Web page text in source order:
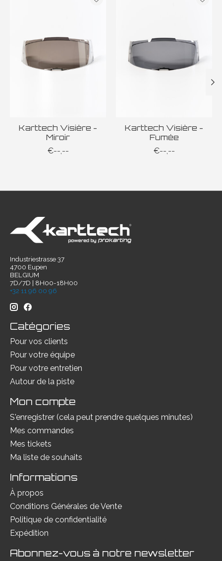
Karttech Visière -
Miroir
€--,--
Karttech Visière -
Fumée
€--,--
Industriestrasse 37
4700 Eupen
BELGIUM
7D/7D | 8H00-18H00
+32 11 96 00 96
Catégories
Pour vos clients
Pour votre équipe
Pour votre entretien
Autour de la piste
Mon compte
S'enregistrer (cela peut prendre quelques minutes)
Mes commandes
Mes tickets
Ma liste de souhaits
Informations
À propos
Conditions Générales de Vente
Politique de confidentialité
Expédition
Abonnez-vous à notre newsletter